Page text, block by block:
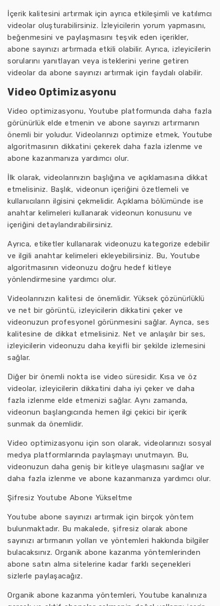
İçerik kalitesini artırmak için ayrıca etkileşimli ve katılımcı
videolar oluşturabilirsiniz. İzleyicilerin yorum yapmasını,
beğenmesini ve paylaşmasını teşvik eden içerikler,
abone sayınızı artırmada etkili olabilir. Ayrıca, izleyicilerin
sorularını yanıtlayan veya isteklerini yerine getiren
videolar da abone sayınızı artırmak için faydalı olabilir.
Video Optimizasyonu
Video optimizasyonu, Youtube platformunda daha fazla
görünürlük elde etmenin ve abone sayınızı artırmanın
önemli bir yoludur. Videolarınızı optimize etmek, Youtube
algoritmasının dikkatini çekerek daha fazla izlenme ve
abone kazanmanıza yardımcı olur.
İlk olarak, videolarınızın başlığına ve açıklamasına dikkat
etmelisiniz. Başlık, videonun içeriğini özetlemeli ve
kullanıcıların ilgisini çekmelidir. Açıklama bölümünde ise
anahtar kelimeleri kullanarak videonun konusunu ve
içeriğini detaylandırabilirsiniz.
Ayrıca, etiketler kullanarak videonuzu kategorize edebilir
ve ilgili anahtar kelimeleri ekleyebilirsiniz. Bu, Youtube
algoritmasının videonuzu doğru hedef kitleye
yönlendirmesine yardımcı olur.
Videolarınızın kalitesi de önemlidir. Yüksek çözünürlüklü
ve net bir görüntü, izleyicilerin dikkatini çeker ve
videonuzun profesyonel görünmesini sağlar. Ayrıca, ses
kalitesine de dikkat etmelisiniz. Net ve anlaşılır bir ses,
izleyicilerin videonuzu daha keyifli bir şekilde izlemesini
sağlar.
Diğer bir önemli nokta ise video süresidir. Kısa ve öz
videolar, izleyicilerin dikkatini daha iyi çeker ve daha
fazla izlenme elde etmenizi sağlar. Aynı zamanda,
videonun başlangıcında hemen ilgi çekici bir içerik
sunmak da önemlidir.
Video optimizasyonu için son olarak, videolarınızı sosyal
medya platformlarında paylaşmayı unutmayın. Bu,
videonuzun daha geniş bir kitleye ulaşmasını sağlar ve
daha fazla izlenme ve abone kazanmanıza yardımcı olur.
Şifresiz Youtube Abone Yükseltme
Youtube abone sayınızı artırmak için birçok yöntem
bulunmaktadır. Bu makalede, şifresiz olarak abone
sayınızı artırmanın yolları ve yöntemleri hakkında bilgiler
bulacaksınız. Organik abone kazanma yöntemlerinden
abone satın alma sitelerine kadar farklı seçenekleri
sizlerle paylaşacağız.
Organik abone kazanma yöntemleri, Youtube kanalınıza